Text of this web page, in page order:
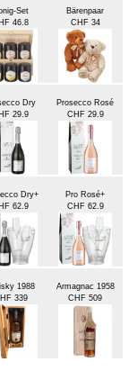
Set
46.8
Bärenpaar
CHF 34
Dry
29.9
Prosecco Rosé
CHF 29.9
Dry+
62.9
Pro Rosé+
CHF 62.9
1988
339
Armagnac 1958
CHF 509